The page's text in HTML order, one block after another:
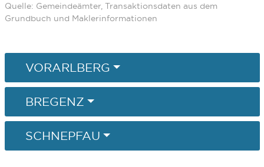
Quelle: Gemeindeämter, Transaktionsdaten aus dem
Grundbuch und Maklerinformationen
VORARLBERG
BREGENZ
SCHNEPFAU